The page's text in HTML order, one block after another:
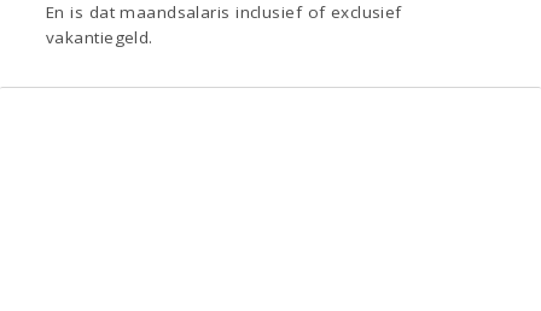
En is dat maandsalaris inclusief of exclusief
vakantiegeld.